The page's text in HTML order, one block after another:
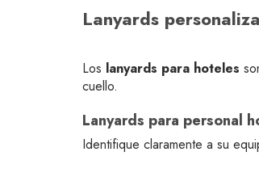
Lanyards
Los lanyards para hoteles
cuello.
Lanyards para personal
Identifique claramente a su